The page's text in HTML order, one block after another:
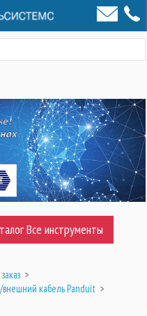
Все инструменты
>
кабель Panduit >